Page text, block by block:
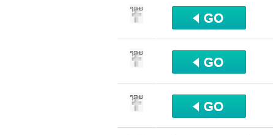
שתף
שתף
שתף